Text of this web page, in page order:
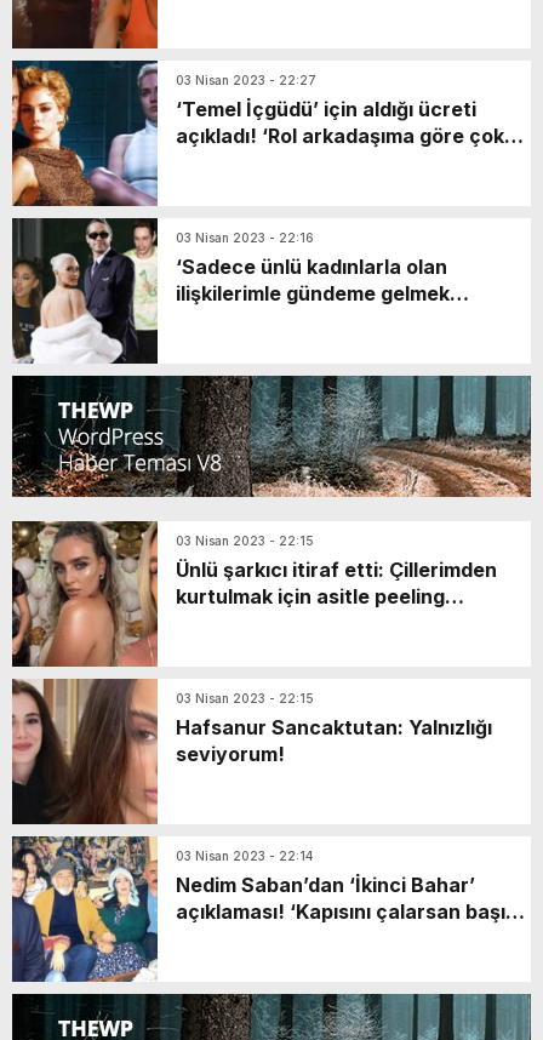
GERÇEKLEŞTİ
03 Nisan 2023 - 22:27
‘Temel İçgüdü’ için aldığı ücreti
açıkladı! ‘Rol arkadaşıma göre çok
03 Nisan 2023 - 22:16
‘Sadece ünlü kadınlarla olan
ilişkilerimle gündeme gelmek
03 Nisan 2023 - 22:15
Ünlü şarkıcı itiraf etti: Çillerimden
kurtulmak için asitle peeling
03 Nisan 2023 - 22:15
Hafsanur Sancaktutan: Yalnızlığı
seviyorum!
03 Nisan 2023 - 22:14
Nedim Saban’dan ‘İkinci Bahar’
açıklaması! ‘Kapısını çalarsan başın